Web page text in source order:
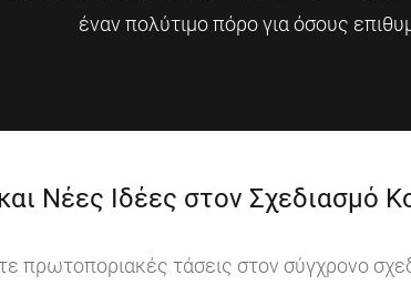
έναν πολύτιμο πόρο για όσους
Νέες Ιδέες στον Σχεδιασμό
πρωτοποριακές τάσεις στον σύγχρονο